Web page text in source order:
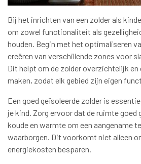
Bij het inrichten van een zolder als
om zowel functionaliteit als
houden. Begin met het optimaliseren
creëren van verschillende zones voor
Dit helpt om de zolder overzichtelijk
maken, zodat elk gebied zijn eigen
Een goed geïsoleerde zolder is
je kind. Zorg ervoor dat de ruimte goed
koude en warmte om een aangename
waarborgen. Dit voorkomt niet alleen
energiekosten besparen.